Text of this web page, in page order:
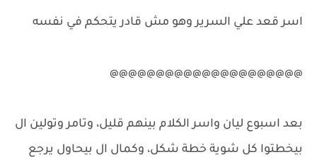
اسر قعد علي السرير وهو مش قادر يتحكم في نفسه
@@@@@@@@@@@@@@@@@@@@@
بعد اسبوع ليان واسر الكلام بينهم قليل، وتامر وتولين ال
بيخطتوا كل شوية خطة شكل، وكمال ال بيحاول يرجع